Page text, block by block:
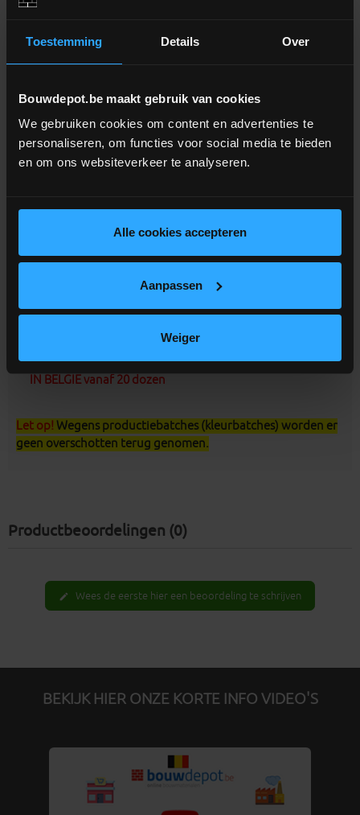
Toestemming Details Over
Bouwdepot.be maakt gebruik van cookies
We gebruiken cookies om content en advertenties te
personaliseren, om functies voor social media te bieden
en om ons websiteverkeer te analyseren.
Alle cookies accepteren
Aanpassen
Weiger
Totaal m² in een pak 0,72 m²
Extra informatie
Geschikt voor uw terras, tuinpad of zelfs oprit
Combineert de uitstraling van (natuur)steen met de
Onderhoudsvriendelijk, slijtvast en 100% vorstbestendig
Afhalen op een depot is niet mogelijk, GRATIS LEVERING
IN BELGIË vanaf 20 dozen
Let op! Wegens productiebatches (kleurbatches) worden er
geen overschotten terug genomen.
Productbeoordelingen (0)
edit Wees de eerste hier een beoordeling te schrijven
BEKIJK HIER ONZE KORTE INFO VIDEO'S